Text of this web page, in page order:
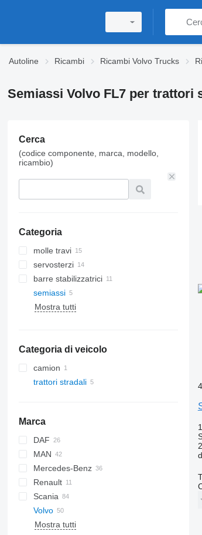
Autoline Ricambi Ricambi Volvo Trucks
Semiassi Volvo FL7 per trattori
Cerca
(codice componente, marca, modello,
ricambio)
Categoria
molle travi
servosterzi
barre stabilizzatrici
semiassi
Mostra tutti
Categoria di veicolo
camion
trattori stradali
Marca
DAF
CF
LF
XF
XG
Eurotech
Stralis
Trakker
MAN
TGA
TGL
TGM
TGS
TGX
Mercedes-Benz
Actros
Antos
Arocs
Atego
Canter
Renault
Magnum
Premium
Scania
G-series
P-series
Volvo
FE
Mostra tutti
4